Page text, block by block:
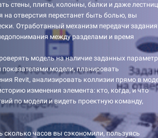
стены, плиты, колонны, балки и даже
на отверстия перестанет быть болью, вы
Отработанный механизм передачи
между разделами и время
модель на наличие заданных
модели, планировать
Revit, анализировать коллизии прямо в
изменения элемента: кто, когда, и что
по модели и видеть проектную команду,
сколько часов вы сэкономили, пользуясь